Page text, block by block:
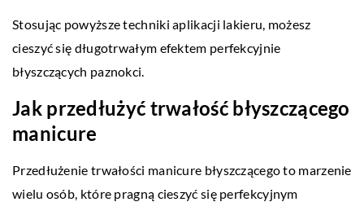
Stosując powyższe techniki aplikacji lakieru, możesz
cieszyć się długotrwałym efektem perfekcyjnie
błyszczących paznokci.
Jak przedłużyć trwałość błyszczącego
manicure
Przedłużenie trwałości manicure błyszczącego to marzenie
wielu osób, które pragną cieszyć się perfekcyjnym